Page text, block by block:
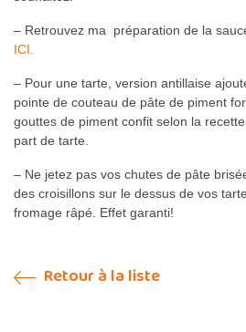
– Retrouvez ma préparation de la
ICI.
– Pour une tarte, version antillaise
pointe de couteau de pâte de piment
gouttes de piment confit selon la
part de tarte.
– Ne jetez pas vos chutes de pâte
des croisillons sur le dessus de vos
fromage râpé. Effet garanti!
Retour à la liste